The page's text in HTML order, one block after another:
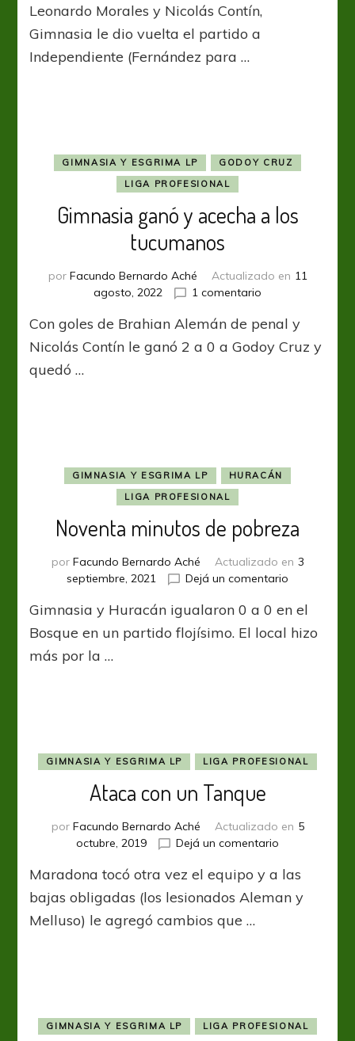
Leonardo Morales y Nicolás Contín,
Gimnasia le dio vuelta el partido a
Independiente (Fernández para …
GIMNASIA Y ESGRIMA LP
GODOY CRUZ
LIGA PROFESIONAL
Gimnasia ganó y acecha a los
tucumanos
por Facundo Bernardo Aché Actualizado en 11
agosto, 2022
1 comentario
ganó
y
acecha
Con goles de Brahian Alemán de penal y
Nicolás Contín le ganó 2 a 0 a Godoy Cruz y
quedó …
GIMNASIA Y ESGRIMA LP
HURACÁN
LIGA PROFESIONAL
Noventa minutos de pobreza
por Facundo Bernardo Aché Actualizado en 3
septiembre, 2021
Dejá un comentario
minutos
de
Gimnasia y Huracán igualaron 0 a 0 en el
Bosque en un partido flojísimo. El local hizo
más por la …
GIMNASIA Y ESGRIMA LP LIGA PROFESIONAL
Ataca con un Tanque
por Facundo Bernardo Aché Actualizado en 5
octubre, 2019
Dejá un comentario
con
un
Tanque
Maradona tocó otra vez el equipo y a las
bajas obligadas (los lesionados Aleman y
Melluso) le agregó cambios que …
GIMNASIA Y ESGRIMA LP LIGA PROFESIONAL